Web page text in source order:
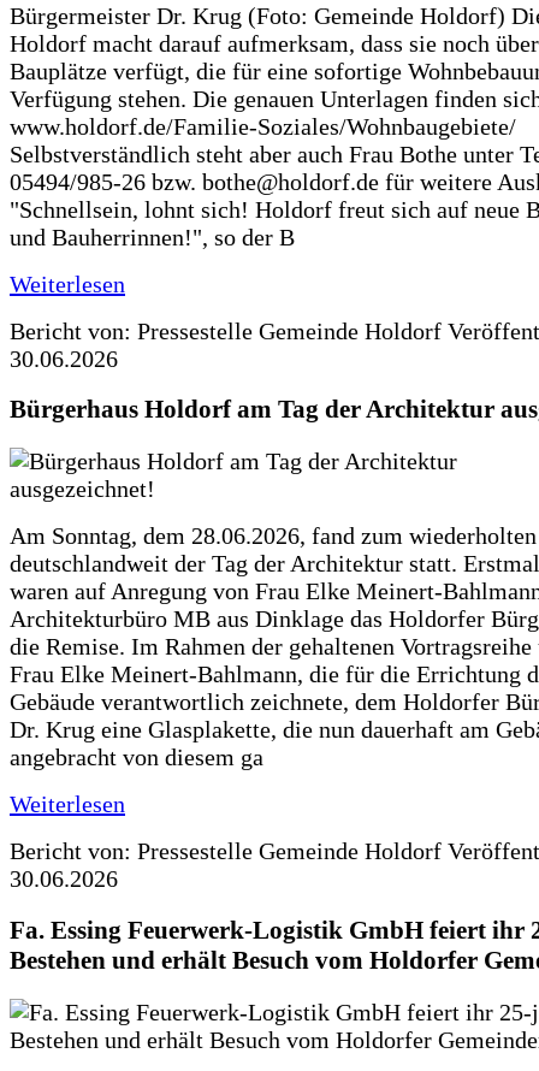
Bürgermeister Dr. Krug (Foto: Gemeinde Holdorf)
Holdorf macht darauf aufmerksam, dass sie noch
Bauplätze verfügt, die für eine sofortige
Verfügung stehen. Die genauen Unterlagen finden
www.holdorf.de/Familie-Soziales/Wohnbaugebiete/
Selbstverständlich steht aber auch Frau Bothe unter
05494/985-26 bzw. bothe@holdorf.de für weitere
"Schnellsein, lohnt sich! Holdorf freut sich auf neue
und Bauherrinnen!", so der B
Weiterlesen
Bericht von: Pressestelle Gemeinde Holdorf
30.06.2026
Bürgerhaus Holdorf am Tag der Architektur
Am Sonntag, dem 28.06.2026, fand zum
deutschlandweit der Tag der Architektur statt.
waren auf Anregung von Frau Elke Meinert-
Architekturbüro MB aus Dinklage das Holdorfer
die Remise. Im Rahmen der gehaltenen
Frau Elke Meinert-Bahlmann, die für die Errichtung
Gebäude verantwortlich zeichnete, dem Holdorfer
Dr. Krug eine Glasplakette, die nun dauerhaft am
angebracht von diesem ga
Weiterlesen
Bericht von: Pressestelle Gemeinde Holdorf
30.06.2026
Fa. Essing Feuerwerk-Logistik GmbH feiert ihr
Bestehen und erhält Besuch vom Holdorfer